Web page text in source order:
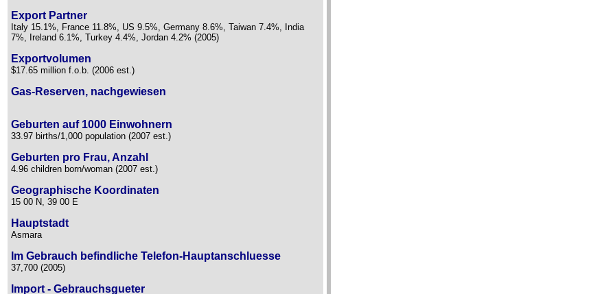
Export Partner
Italy 15.1%, France 11.8%, US 9.5%, Germany 8.6%, Taiwan 7.4%, India
7%, Ireland 6.1%, Turkey 4.4%, Jordan 4.2% (2005)
Exportvolumen
$17.65 million f.o.b. (2006 est.)
Gas-Reserven, nachgewiesen
Geburten auf 1000 Einwohnern
33.97 births/1,000 population (2007 est.)
Geburten pro Frau, Anzahl
4.96 children born/woman (2007 est.)
Geographische Koordinaten
15 00 N, 39 00 E
Hauptstadt
Asmara
Im Gebrauch befindliche Telefon-Hauptanschluesse
37,700 (2005)
Import - Gebrauchsgueter